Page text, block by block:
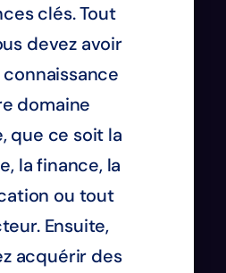
clés. Tout
devez avoir
domaine
que ce soit la
la finance, la
ou tout
Ensuite,
acquérir des